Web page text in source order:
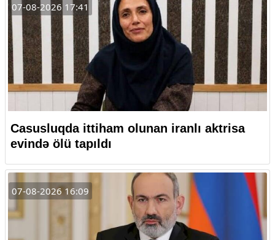
07-08-2026 17:41
Casusluqda ittiham olunan iranlı aktrisa
evində ölü tapıldı
07-08-2026 16:09